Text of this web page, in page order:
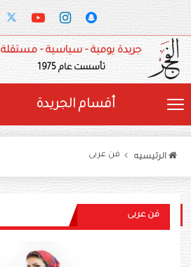
جريدة يومية - سياسية - مستقلة
تأسست عام 1975
أقسام الجريدة
الرئيسيه فن عربى
فن عربى